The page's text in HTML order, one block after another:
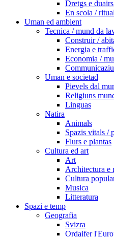
Dretgs e duairs
En scola /
Uman ed ambient
Tecnica / mund da
Construir /
Energia e
Economia /
Uman e societad
Pievels dal
Religiuns
Linguas
Natira
Animals
Spazis vitals /
Flurs e plantas
Cultura ed art
Art
Architectura e
Cultura
Musica
Litteratura
Spazi e temp
Geografia
Svizra
Ordaifer